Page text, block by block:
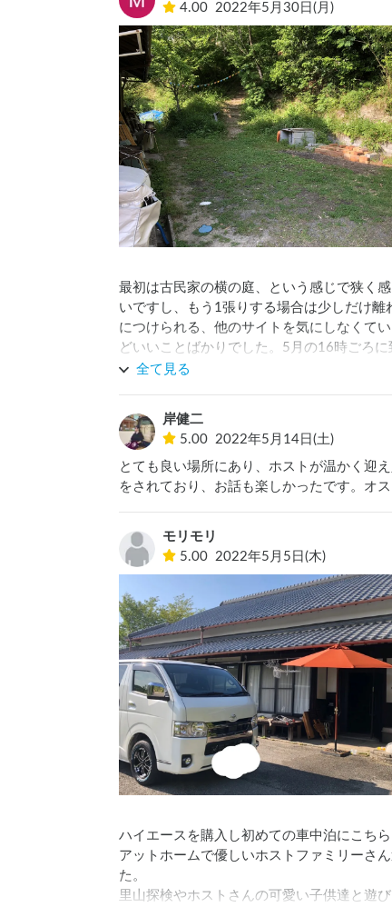
4.00 2022年5月30日(月)
最初は古民家の横の庭、という感じで狭く
いですし、もう1張りする場合は少しだけ
につけられる、他のサイトを気にしなくて
どいいことばかりでした。5月の16時ごろ
ので涼しく、タープも必要ありませんでし
全て見る
岸健二
5.00 2022年5月14日(土)
とても良い場所にあり、ホストが温かく迎
をされており、お話も楽しかったです。オス
モリモリ
5.00 2022年5月5日(木)
ハイエースを購入し初めての車中泊にこち
アットホームで優しいホストファミリーさ
た。
里山探検やホストさんの可愛い子供達と遊